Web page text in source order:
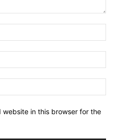
website in this browser for the